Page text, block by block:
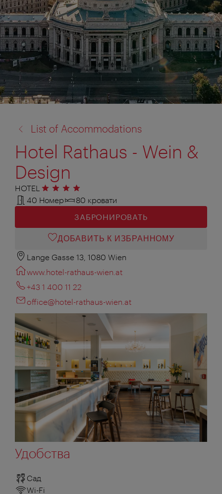
к:
List of Accommodations
Hotel Rathaus - Wein &
Design
HOTEL 4 звезды
40 Номер
80 кровати
ЗАБРОНИРОВАТЬ
ДОБАВИТЬ К ИЗБРАННОМУ
Lange Gasse 13, 1080 Wien
www.hotel-rathaus-wien.at
+43 1 400 11 22
office@hotel-rathaus-wien.at
Удобства
Сад
Wi-Fi